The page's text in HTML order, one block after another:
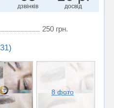
дзвінків досвід
250 грн.
8 фото